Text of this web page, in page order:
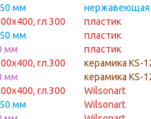
мм нержавеющая
гл.300 пластик
мм пластик
мм пластик
гл.300 керамика KS-
мм керамика KS-
гл.300 Wilsonart
мм Wilsonart